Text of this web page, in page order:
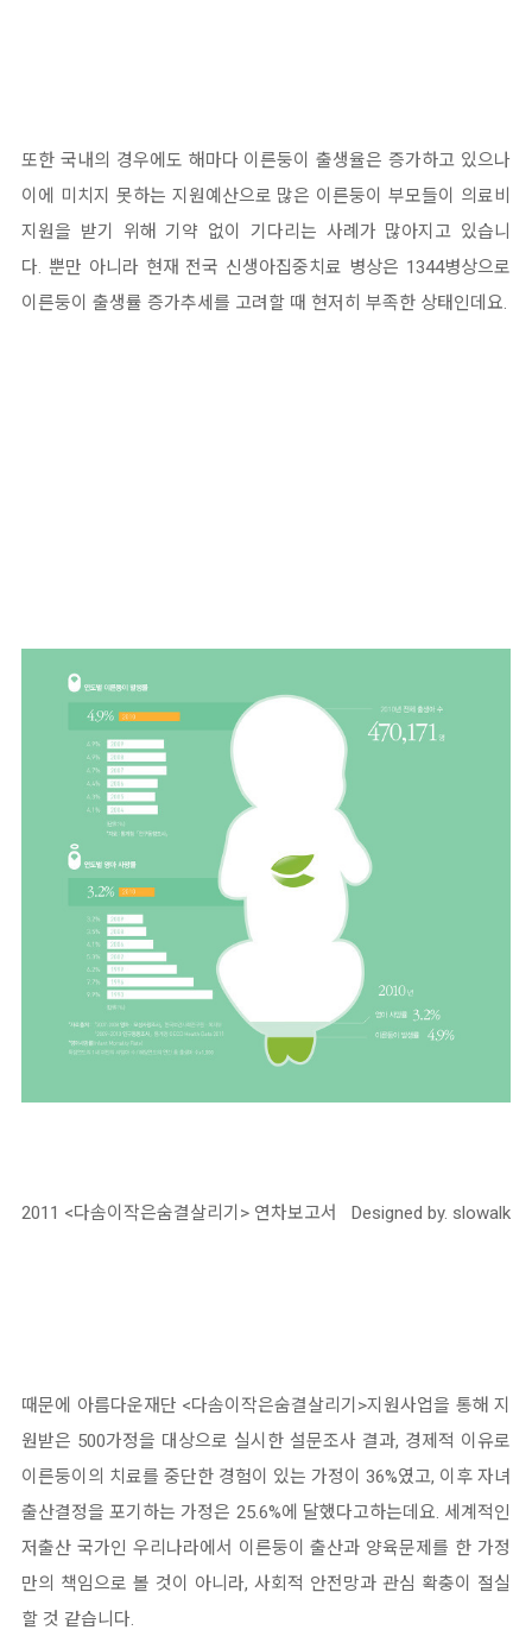
또한 국내의 경우에도 해마다 이른둥이 출생율은 증가하고 있으나
이에 미치지 못하는 지원예산으로 많은 이른둥이 부모들이 의료비
지원을 받기 위해 기약 없이 기다리는 사례가 많아지고 있습니
다. 뿐만 아니라 현재 전국 신생아집중치료 병상은 1344병상으로
이른둥이 출생률 증가추세를 고려할 때 현저히 부족한 상태인데요.
2011 <다솜이작은숨결살리기> 연차보고서 Designed by. slowalk
때문에 아름다운재단 <다솜이작은숨결살리기>지원사업을 통해 지
원받은 500가정을 대상으로 실시한 설문조사 결과, 경제적 이유로
이른둥이의 치료를 중단한 경험이 있는 가정이 36%였고, 이후 자녀
출산결정을 포기하는 가정은 25.6%에 달했다고하는데요. 세계적인
저출산 국가인 우리나라에서 이른둥이 출산과 양육문제를 한 가정
만의 책임으로 볼 것이 아니라, 사회적 안전망과 관심 확충이 절실
할 것 같습니다.